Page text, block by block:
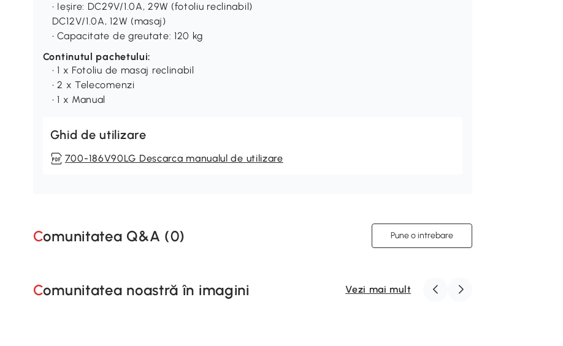
• Ieșire: DC29V/1.0A, 29W (fotoliu reclinabil)
DC12V/1.0A, 12W (masaj)
• Capacitate de greutate: 120 kg
Continutul pachetului:
• 1 x Fotoliu de masaj reclinabil
• 2 x Telecomenzi
• 1 x Manual
Ghid de utilizare
700-186V90LG Descarca manualul de utilizare
Comunitatea Q&A (0) Pune o intrebare
Comunitatea noastră în imagini Vezi mai mult